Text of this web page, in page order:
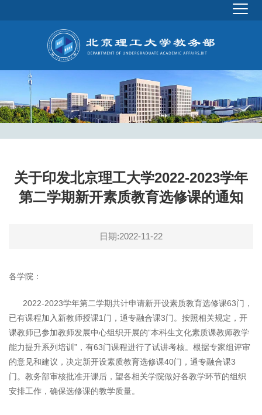
关于印发北京理工大学2022-2023学年
第二学期新开素质教育选修课的通知
日期:2022-11-22
各学院：
2022-2023学年第二学期共计申请新开设素质教育选修课63门，
已有课程加入新教师授课1门，通专融合课3门。按照相关规定，开
课教师已参加教师发展中心组织开展的“本科生文化素质课教师教学
能力提升系列培训”，有63门课程进行了试讲考核。根据专家组评审
的意见和建议，决定新开设素质教育选修课40门，通专融合课3
门。教务部审核批准开课后，望各相关学院做好各教学环节的组织
安排工作，确保选修课的教学质量。